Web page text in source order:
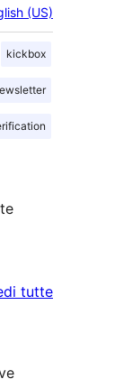
(US)
kickbox
tuttele